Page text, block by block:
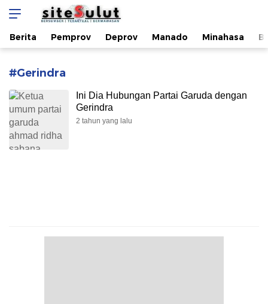
sitesulut.com
Bersumber | Teraktual | Berwawasan
Berita Pemprov Deprov Manado Minahasa
#Gerindra
Ini Dia Hubungan Partai Garuda dengan
Gerindra
2 tahun yang lalu